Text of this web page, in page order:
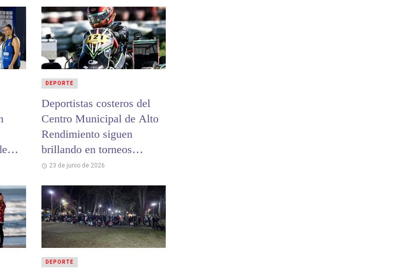
Deportistas costeros del
Centro Municipal de Alto
Rendimiento siguen
brillando en torneos
nacionales e
23 de junio de 2026
DEPORTE
DEPORTE